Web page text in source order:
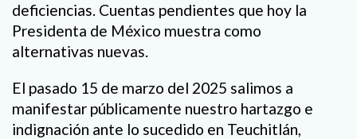
deficiencias. Cuentas pendientes que hoy la
Presidenta de México muestra como
alternativas nuevas.
El pasado 15 de marzo del 2025 salimos a
manifestar públicamente nuestro hartazgo e
indignación ante lo sucedido en Teuchitlán,